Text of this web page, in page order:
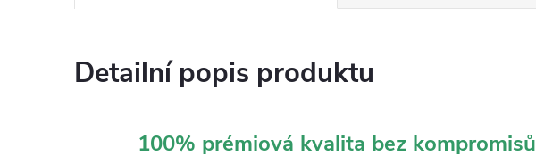
Detailní popis produktu
100% prémiová kvalita bez kompromisů